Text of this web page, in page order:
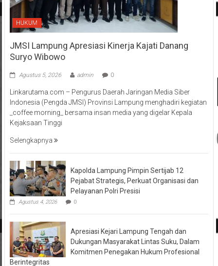
HUKUM
JMSI Lampung Apresiasi Kinerja Kajati Danang
Suryo Wibowo
Agustus 5, 2026 admin 0
Linkarutama.com – Pengurus Daerah Jaringan Media Siber
Indonesia (Pengda JMSI) Provinsi Lampung menghadiri kegiatan
_coffee morning_ bersama insan media yang digelar Kepala
Kejaksaan Tinggi
Selengkapnya
Kapolda Lampung Pimpin Sertijab 12
Pejabat Strategis, Perkuat Organisasi dan
Pelayanan Polri Presisi
Agustus 4, 2026 0
Apresiasi Kejari Lampung Tengah dan
Dukungan Masyarakat Lintas Suku, Dalam
Komitmen Penegakan Hukum Profesional
Berintegritas